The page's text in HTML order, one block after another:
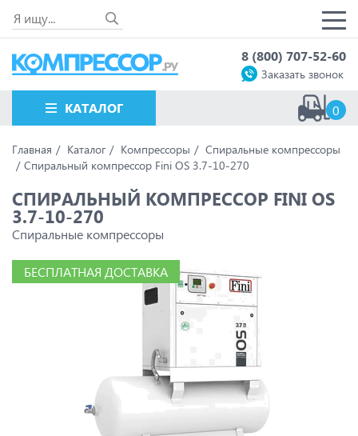
8 (800) 707-52-60
Заказать звонок
КАТАЛОГ 0
Главная Каталог Компрессоры
Спиральные компрессоры
Спиральный компрессор Fini OS 3.7-10-270
СПИРАЛЬНЫЙ КОМПРЕССОР FINI OS
3.7-10-270
Спиральные компрессоры
БЕСПЛАТНАЯ ДОСТАВКА